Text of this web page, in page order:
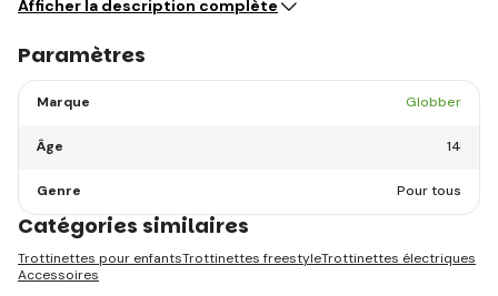
Afficher la description complète
Paramètres
Marque Globber
Âge 14
Genre Pour tous
Catégories similaires
Trottinettes pour enfantsTrottinettes freestyleTrottinettes électriques
Accessoires